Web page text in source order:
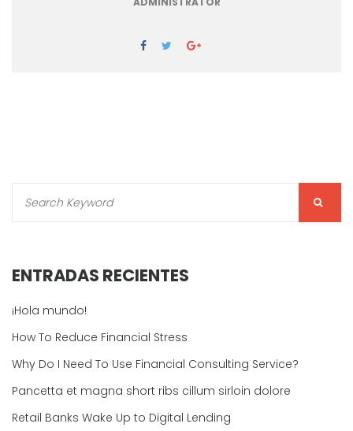
ENTRADAS RECIENTES
¡Hola mundo!
How To Reduce Financial Stress
Why Do I Need To Use Financial Consulting Service?
Pancetta et magna short ribs cillum sirloin dolore
Retail Banks Wake Up to Digital Lending